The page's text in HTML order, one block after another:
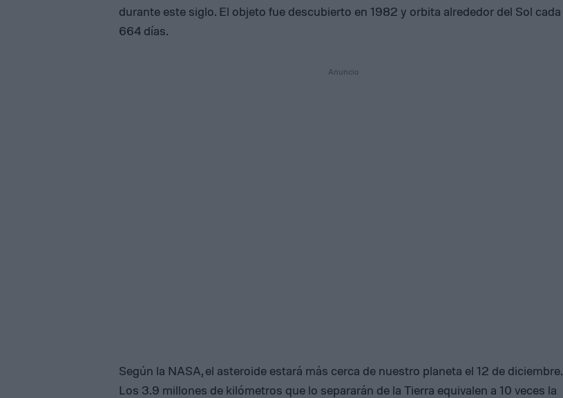
durante este siglo. El objeto fue descubierto en 1982 y orbita alrededor del Sol cada
664 días.
Según la NASA, el asteroide estará más cerca de nuestro planeta el 12 de diciembre.
Los 3.9 millones de kilómetros que lo separarán de la Tierra equivalen a 10 veces la